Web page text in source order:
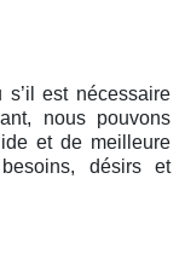
est nécessaire
nous pouvons
et de meilleure
désirs et